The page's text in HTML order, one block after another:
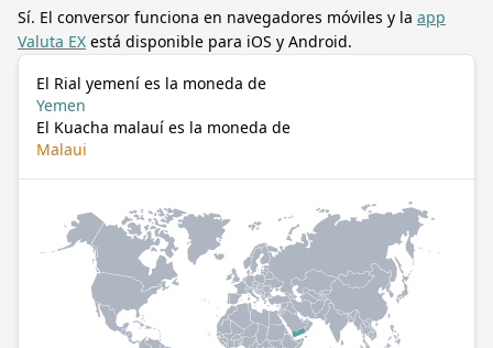
Sí. El conversor funciona en navegadores móviles y la app
Valuta EX está disponible para iOS y Android.
El Rial yemení es la moneda de
Yemen
El Kuacha malauí es la moneda de
Malaui